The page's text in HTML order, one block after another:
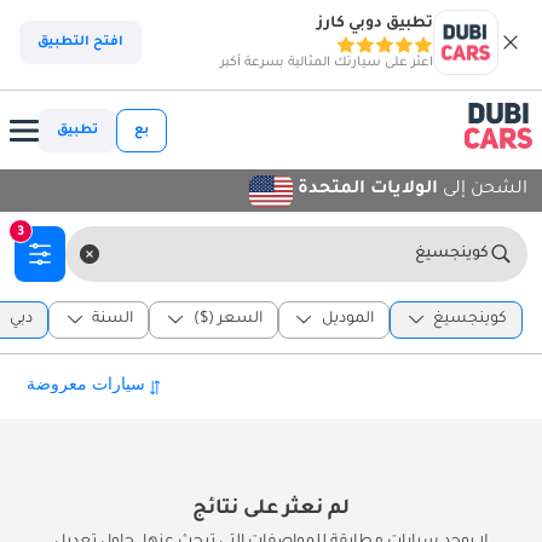
تطبيق دوبي كارز
اعثر على سيارتك المثالية بسرعة أكبر
افتح التطبيق
بع تطبيق
الشحن إلى الولايات المتحدة
كوينجسيغ
3
كوينجسيغ الموديل السعر ($) السنة دبي
لم نعثر على نتائج